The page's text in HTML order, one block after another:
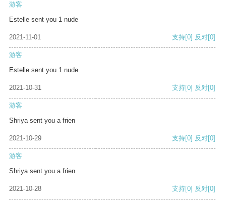
游客
Estelle sent you 1 nude
2021-11-01 支持[0] 反对[0]
游客
Estelle sent you 1 nude
2021-10-31 支持[0] 反对[0]
游客
Shriya sent you a frien
2021-10-29 支持[0] 反对[0]
游客
Shriya sent you a frien
2021-10-28 支持[0] 反对[0]